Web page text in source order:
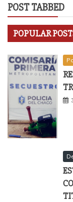
POST TABBED
POPULAR